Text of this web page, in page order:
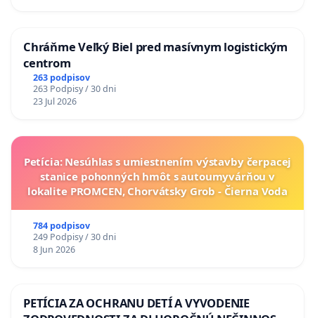
Chráňme Veľký Biel pred masívnym logistickým
centrom
263 podpisov
263 Podpisy / 30 dni
23 Jul 2026
Petícia: Nesúhlas s umiestnením výstavby čerpacej
stanice pohonných hmôt s autoumyvárňou v
lokalite PROMCEN, Chorvátsky Grob - Čierna Voda
784 podpisov
249 Podpisy / 30 dni
8 Jun 2026
PETÍCIA ZA OCHRANU DETÍ A VYVODENIE